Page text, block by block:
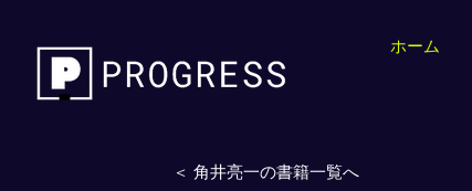
ホーム
＜ 角井亮一の書籍一覧へ